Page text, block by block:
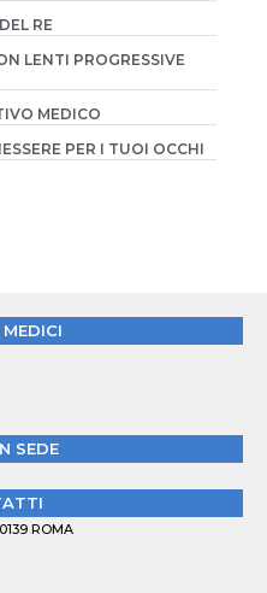
RE
LENTI PROGRESSIVE
MEDICO
PER I TUOI OCCHI
SEDE
ROMA